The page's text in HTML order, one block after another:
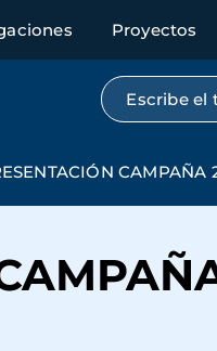
Proyectos
CAMPAÑA